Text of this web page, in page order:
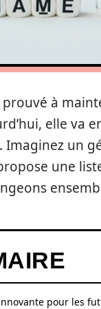
à
elle va
un
une
pour les